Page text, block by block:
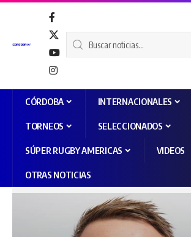
CÓRDOBA INTERNACIONALES
TORNEOS SELECCIONADOS
SÚPER RUGBY AMERICAS VIDEOS
OTRAS NOTICIAS